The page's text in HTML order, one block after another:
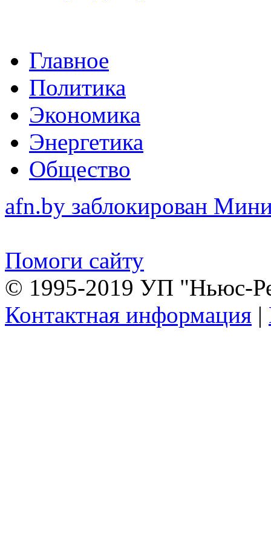
Главное
Политика
Экономика
Энергетика
Общество
afn.by заблокирован
Помоги сайту
© 1995-2019 УП "Ньюс-
Контактная информация |